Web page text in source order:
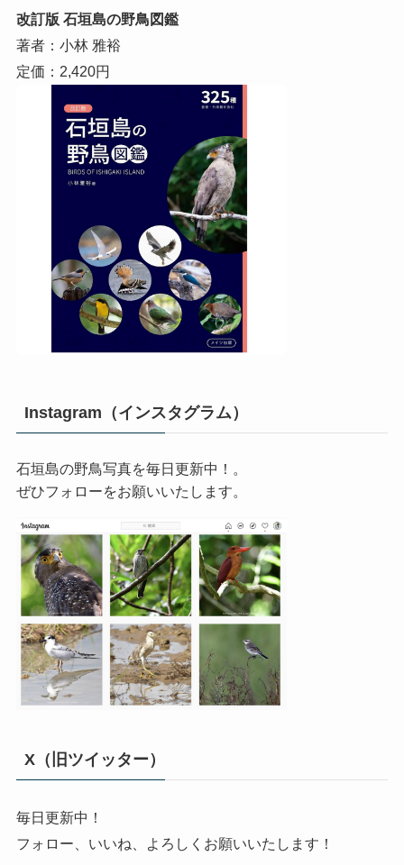
改訂版 石垣島の野鳥図鑑
著者：小林 雅裕
定価：2,420円
Instagram（インスタグラム）
石垣島の野鳥写真を毎日更新中！。
ぜひフォローをお願いいたします。
X（旧ツイッター）
毎日更新中！
フォロー、いいね、よろしくお願いいたします！